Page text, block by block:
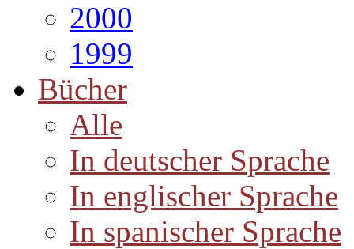
2000
1999
Bücher
Alle
In deutscher Sprache
In englischer Sprache
In spanischer Sprache